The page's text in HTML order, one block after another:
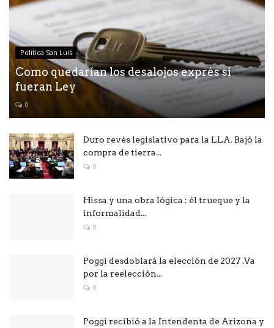
Política San Luis
Como quedarían los desalojos exprés si
fueran Ley
0
Duro revés legislativo para la LLA. Bajó la
compra de tierra...
0
Hissa y una obra lógica : él trueque y la
informalidad...
0
Poggi desdoblará la elección de 2027 .Va
por la reelección...
0
Poggi recibió a la Intendenta de Arizona y